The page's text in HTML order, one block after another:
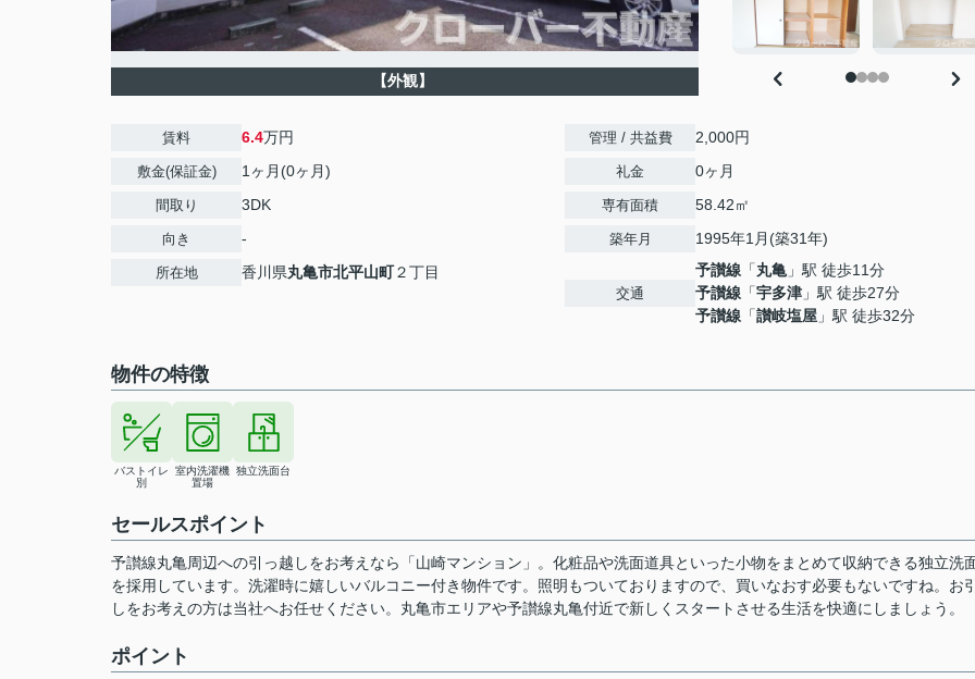
【外観】
賃料 6.4万円
敷金(保証金) 1ヶ月(0ヶ月)
間取り 3DK
向き -
所在地 香川県丸亀市北平山町２丁目
管理 / 共益費 2,000円
礼金 0ヶ月
専有面積 58.42㎡
築年月 1995年1月(築31年)
交通
予讃線 「丸亀 」駅 徒歩11分
予讃線 「宇多津 」駅 徒歩27分
予讃線 「讃岐塩屋 」駅 徒歩32分
物件の特徴
バストイレ
別
室内洗濯機
置場
独立洗面台
セールスポイント
予讃線丸亀周辺への引っ越しをお考えなら「山崎マンション」。化粧品や洗面道具といった小物をまとめて収納できる独立洗
を採用しています。洗濯時に嬉しいバルコニー付き物件です。照明もついておりますので、買いなおす必要もないですね。お
しをお考えの方は当社へお任せください。丸亀市エリアや予讃線丸亀付近で新しくスタートさせる生活を快適にしましょう。
ポイント